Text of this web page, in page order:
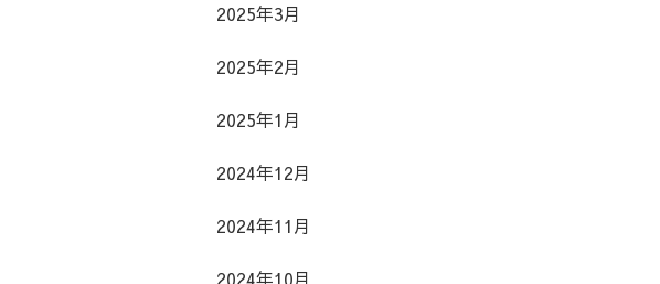
2025年3月
2025年2月
2025年1月
2024年12月
2024年11月
2024年10月